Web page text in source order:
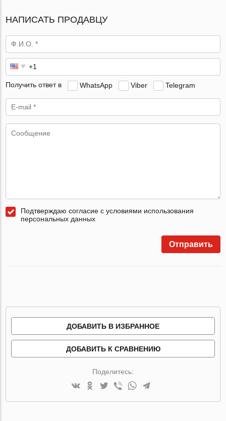
НАПИСАТЬ ПРОДАВЦУ
Получить ответ в WhatsApp Viber Telegram
Подтверждаю согласие с условиями использования
персональных данных
Отправить
ДОБАВИТЬ В ИЗБРАННОЕ
ДОБАВИТЬ К СРАВНЕНИЮ
Поделитесь: